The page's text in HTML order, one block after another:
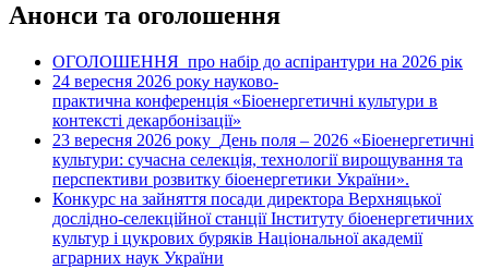
Анонси та оголошення
ОГОЛОШЕННЯ про набір до аспірантури на 2026 рік
24 вересня 2026 року науково-
практична конференція «Біоенергетичні культури в
контексті декарбонізації»
23 вересня 2026 року День поля – 2026 «Біоенергетичні
культури: сучасна селекція, технології вирощування та
перспективи розвитку біоенергетики України».
Конкурс на зайняття посади директора Верхняцької
дослідно-селекційної станції Інституту біоенергетичних
культур і цукрових буряків Національної академії
аграрних наук України